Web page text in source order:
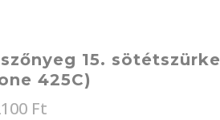
15. sötétszürke
425C)
Ft